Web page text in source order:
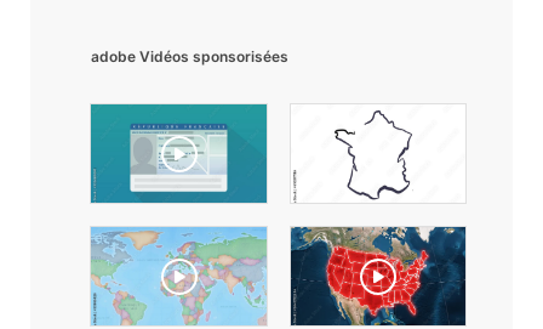
adobe Vidéos sponsorisées